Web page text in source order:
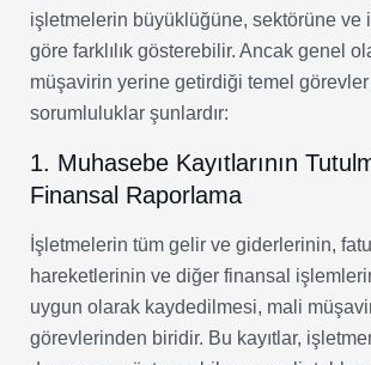
işletmelerin büyüklüğüne, sektörüne ve
göre farklılık gösterebilir. Ancak genel
müşavirin yerine getirdiği temel
sorumluluklar şunlardır:
1. Muhasebe Kayıtlarının
Finansal Raporlama
İşletmelerin tüm gelir ve giderlerinin,
hareketlerinin ve diğer finansal
uygun olarak kaydedilmesi, mali
görevlerinden biridir. Bu kayıtlar,